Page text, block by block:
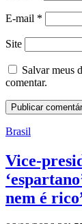
E-mail *
Site
Salvar meus
comentar.
Brasil
Vice-
nem é